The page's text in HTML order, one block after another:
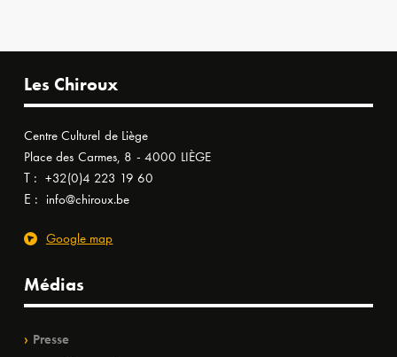
Les Chiroux
Centre Culturel de Liège
Place des Carmes, 8 - 4000 LIÈGE
T : +32(0)4 223 19 60
E : info@chiroux.be
Google map
Médias
Presse